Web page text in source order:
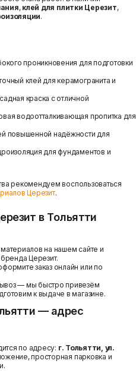
, клей для плитки Церезит,
.
проникновения для подготовки
клей для керамогранита и
краска с отличной
водоотталкивающая пропитка для
повышенной надёжности для
для фундаментов и
рекомендуем воспользоваться
Церезит.
в Тольятти
на нашем сайте и
Церезит.
заказ онлайн или по
— мы быстро привезём
к выдаче в магазине.
— адрес
по адресу: г. Тольятти, ул.
просторная парковка и